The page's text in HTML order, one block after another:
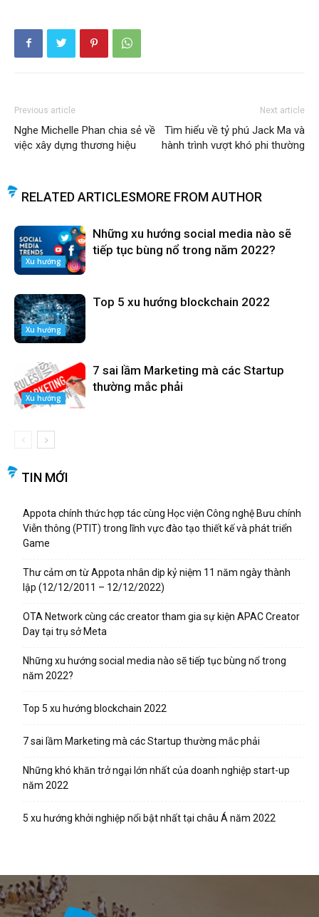
Previous article
Nghe Michelle Phan chia sẻ về
việc xây dựng thương hiệu
Next article
Tìm hiểu về tỷ phú Jack Ma và
hành trình vượt khó phi thường
RELATED ARTICLESMORE FROM AUTHOR
Xu hướng
Những xu hướng social media nào sẽ
tiếp tục bùng nổ trong năm 2022?
Xu hướng
Top 5 xu hướng blockchain 2022
Xu hướng
7 sai lầm Marketing mà các Startup
thường mắc phải
TIN MỚI
Appota chính thức hợp tác cùng Học viện Công nghệ Bưu chính
Viễn thông (PTIT) trong lĩnh vực đào tạo thiết kế và phát triển
Game
Thư cảm ơn từ Appota nhân dịp kỷ niệm 11 năm ngày thành
lập (12/12/2011 – 12/12/2022)
OTA Network cùng các creator tham gia sự kiện APAC Creator
Day tại trụ sở Meta
Những xu hướng social media nào sẽ tiếp tục bùng nổ trong
năm 2022?
Top 5 xu hướng blockchain 2022
7 sai lầm Marketing mà các Startup thường mắc phải
Những khó khăn trở ngại lớn nhất của doanh nghiệp start-up
năm 2022
5 xu hướng khởi nghiệp nổi bật nhất tại châu Á năm 2022